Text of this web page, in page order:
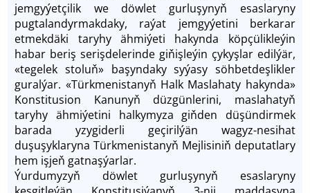
jemgyýetçilik we döwlet gurluşynyň esaslaryny
pugtalandyrmakdaky, raýat jemgyýetini berkarar
etmekdäki taryhy ähmiýeti hakynda köpçülikleýin
habar beriş serişdelerinde giňişleýin çykyşlar edilýär,
«tegelek stoluň» başyndaky syýasy söhbetdeşlikler
guralýar. «Türkmenistanyň Halk Maslahaty hakynda»
Konstitusion Kanunyň düzgünlerini, maslahatyň
taryhy ähmiýetini halkymyza giňden düşündirmek
barada yzygiderli geçirilýän wagyz-nesihat
duşuşyklaryna Türkmenistanyň Mejlisiniň deputatlary
hem işjeň gatnaşýarlar.
Ýurdumyzyň döwlet gurluşynyň esaslaryny